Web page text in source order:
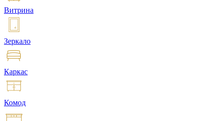
Витрина
Зеркало
Каркас
Комод